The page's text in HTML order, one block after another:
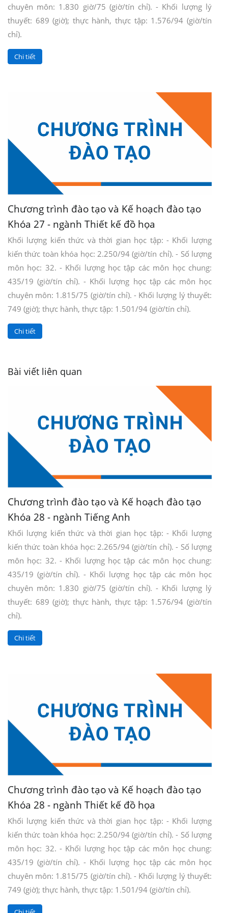
chuyên môn: 1.830 giờ/75 (giờ/tín chỉ). - Khối lượng lý
thuyết: 689 (giờ); thực hành, thực tập: 1.576/94 (giờ/tín
chỉ).
Chi tiết
Chương trình đào tạo và Kế hoạch đào tạo
Khóa 27 - ngành Thiết kế đồ họa
Khối lượng kiến thức và thời gian học tập: - Khối lượng
kiến thức toàn khóa học: 2.250/94 (giờ/tín chỉ). - Số lượng
môn học: 32. - Khối lượng học tập các môn học chung:
435/19 (giờ/tín chỉ). - Khối lượng học tập các môn học
chuyên môn: 1.815/75 (giờ/tín chỉ). - Khối lượng lý thuyết:
749 (giờ); thực hành, thực tập: 1.501/94 (giờ/tín chỉ).
Chi tiết
Bài viết liên quan
Chương trình đào tạo và Kế hoạch đào tạo
Khóa 28 - ngành Tiếng Anh
Khối lượng kiến thức và thời gian học tập: - Khối lượng
kiến thức toàn khóa học: 2.265/94 (giờ/tín chỉ). - Số lượng
môn học: 32. - Khối lượng học tập các môn học chung:
435/19 (giờ/tín chỉ). - Khối lượng học tập các môn học
chuyên môn: 1.830 giờ/75 (giờ/tín chỉ). - Khối lượng lý
thuyết: 689 (giờ); thực hành, thực tập: 1.576/94 (giờ/tín
chỉ).
Chi tiết
Chương trình đào tạo và Kế hoạch đào tạo
Khóa 28 - ngành Thiết kế đồ họa
Khối lượng kiến thức và thời gian học tập: - Khối lượng
kiến thức toàn khóa học: 2.250/94 (giờ/tín chỉ). - Số lượng
môn học: 32. - Khối lượng học tập các môn học chung:
435/19 (giờ/tín chỉ). - Khối lượng học tập các môn học
chuyên môn: 1.815/75 (giờ/tín chỉ). - Khối lượng lý thuyết:
749 (giờ); thực hành, thực tập: 1.501/94 (giờ/tín chỉ).